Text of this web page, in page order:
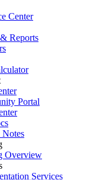
Center
Reports
Portal
Notes
Overview
Services